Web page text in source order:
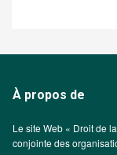
À propos de
Le site Web « Droit de
conjointe des